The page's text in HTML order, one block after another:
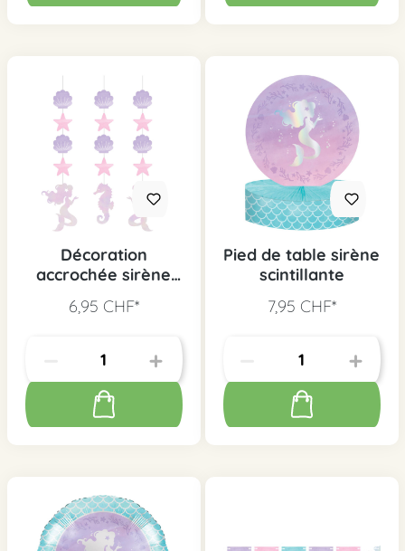
Décoration
accrochée sirène
6,95 CHF*
Pied de table sirène
scintillante
7,95 CHF*